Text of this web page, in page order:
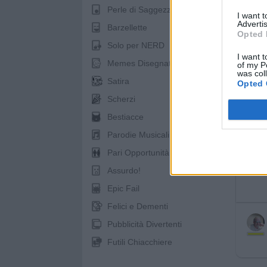
I want
Opted
I want
of my
was
Opted
Perle di Saggezza
Barzellette
Solo per NERD
Memes Disegnati
Satira
Scherzi
Bestiacce
Parodie Musicali
Pari Opportunità
Assurdo!
Epic Fail
Felici e Dementi
Pubblicità Divertenti
Futili Chiacchiere